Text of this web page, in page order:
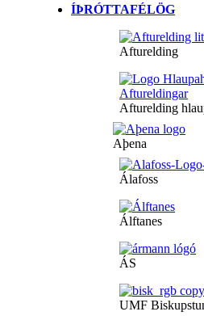
ÍÞRÓTTAFÉLÖG
Afturelding
Afturelding
Aþena
Álafoss
Álftanes
ÁS
UMF